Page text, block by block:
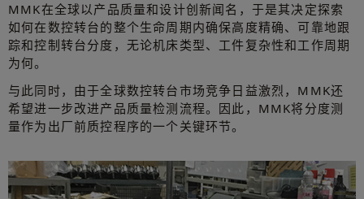
MMK在全球以产品质量和设计创新闻名，于是其决定探索
如何在数控转台的整个生命周期内确保高度精确、可靠地跟
踪和控制转台分度，无论机床类型、工件复杂性和工作周期
为何。
与此同时，由于全球数控转台市场竞争日益激烈，MMK还
希望进一步改进产品质量检测流程。因此，MMK将分度测
量作为出厂前质控程序的一个关键环节。